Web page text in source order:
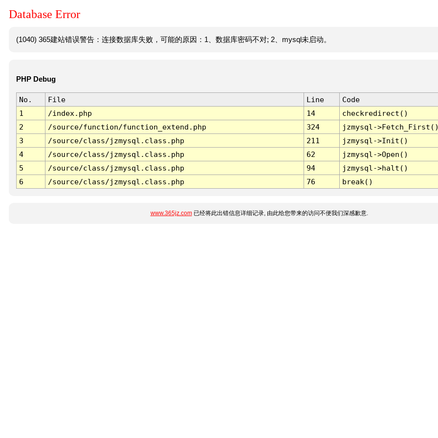
Database Error
(1040) 365建站错误警告：连接数据库失败，可能的原因：1、数据库密码不对; 2、mysql未启动。
PHP Debug
No. File Line
Code
1
/index.php 14
checkredirect()
2
/source/function/function_extend.php 324
jzmysql-
3
/source/class/jzmysql.class.php 211
jzmysql->Init()
4
/source/class/jzmysql.class.php 62
jzmysql->Open()
5
/source/class/jzmysql.class.php 94
jzmysql->halt()
6
/source/class/jzmysql.class.php 76 break()
www.365jz.com已经将此出错信息详细记录, 由此给您带来的访问不便我们深感歉意.